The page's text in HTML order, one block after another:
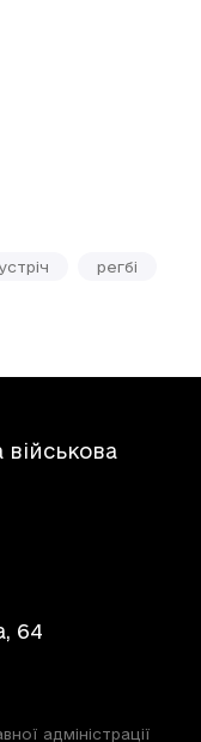
регбі
військова
64
адміністрації